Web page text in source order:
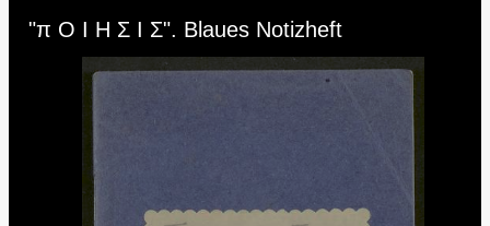
Media Viewer
"π O I H Σ I Σ". Blaues Notizheft